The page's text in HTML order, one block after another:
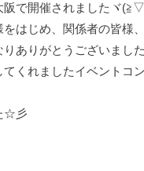
阪で開催されましたヾ
はじめ、関係者の皆様、
りありがとうございまし
くれましたイベントコ
☆彡